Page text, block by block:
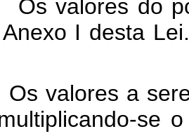
do
I desta
a serem
se